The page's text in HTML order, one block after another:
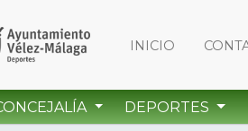
INICIO
DEPORTES